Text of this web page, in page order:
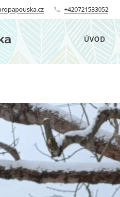
+420721533052
ÚVOD